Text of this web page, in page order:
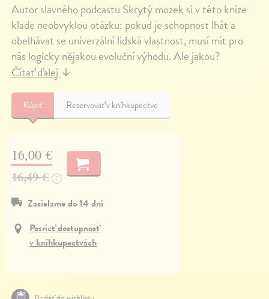
Autor slavného podcastu Skrytý mozek si v této knize
klade neobvyklou otázku: pokud je schopnost lhát a
obelhávat se univerzální lidská vlastnost, musí mít pro
nás logicky nějakou evoluční výhodu. Ale jakou?
Čítať ďalej↓
Kúpiť Rezervovať v kníhkupectve
16,00 €
16,49 € ?
Zasielame do 14 dní
Pozrieť dostupnosť
v kníhkupectvách